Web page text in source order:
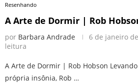
Resenhando
A Arte de Dormir | Rob
por Barbara Andrade 6 de janeiro
leitura
A Arte de Dormir | Rob Hobson
própria insônia, Rob …